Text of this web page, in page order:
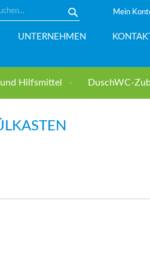
Mein
UNTERNEHMEN KONTAKT
Hilfsmittel DuschWC-